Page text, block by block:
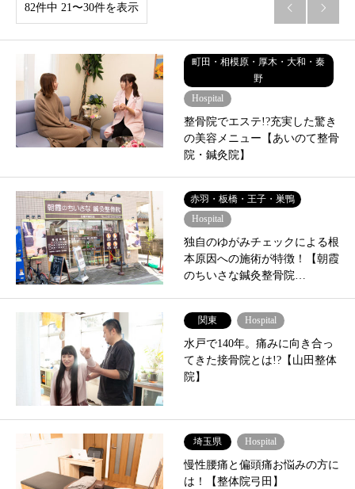
82件中 21〜30件を表示  
町田・相模原・厚木・大和・秦
野
Hospital
整骨院でエステ!?充実した驚き
の美容メニュー【あいのて整骨
院・鍼灸院】
赤羽・板橋・王子・巣鴨
Hospital
独自のゆがみチェックによる根
本原因への施術が特徴！【朝霞
のちいさな鍼灸整骨院…
関東 Hospital
水戸で140年。痛みに向き合っ
てきた接骨院とは!?【山田整体
院】
埼玉県 Hospital
慢性腰痛と偏頭痛お悩みの方に
は！【整体院弓田】